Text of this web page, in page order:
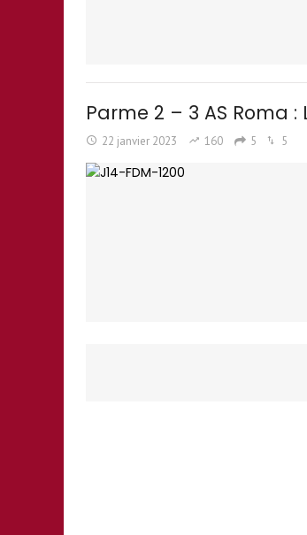
Parme 2 – 3 AS Roma
22 janvier 2023 160 5 5